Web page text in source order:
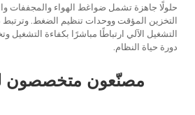
حلولًا جاهزة تشمل ضواغط الهواء والمجففات
التخزين المؤقت ووحدات تنظيم الضغط.
التشغيل الآلي ارتباطًا مباشرًا بكفاءة التشغيل
دورة حياة النظام.
مصنّعون متخصصون